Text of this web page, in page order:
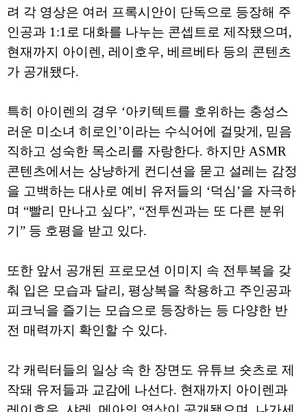
려 각 영상은 여러 프록시안이 단독으로 등장해 주
인공과 1:1로 대화를 나누는 콘셉트로 제작됐으며,
현재까지 아이렌, 레이호우, 베르베타 등의 콘텐츠
가 공개됐다.
특히 아이렌의 경우 ‘아키텍트를 호위하는 충성스
러운 미소녀 히로인’이라는 수식어에 걸맞게, 믿음
직하고 성숙한 목소리를 자랑한다. 하지만 ASMR
콘텐츠에서는 상냥하게 컨디션을 묻고 설레는 감정
을 고백하는 대사로 예비 유저들의 ‘덕심’을 자극하
며 “빨리 만나고 싶다”, “전투씬과는 또 다른 분위
기” 등 호평을 받고 있다.
또한 앞서 공개된 프로모션 이미지 속 전투복을 갖
춰 입은 모습과 달리, 평상복을 착용하고 주인공과
피크닉을 즐기는 모습으로 등장하는 등 다양한 반
전 매력까지 확인할 수 있다.
각 캐릭터들의 일상 속 한 장면도 유튜브 숏츠로 제
작돼 유저들과 교감에 나선다. 현재까지 아이렌과